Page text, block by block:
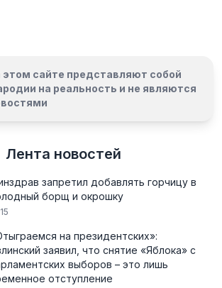
этом сайте представляют собой
на реальность и не являются
Лента новостей
запретил добавлять горчицу в
борщ и окрошку
15
на президентских»:
заявил, что снятие «Яблока» с
выборов – это лишь
отступление